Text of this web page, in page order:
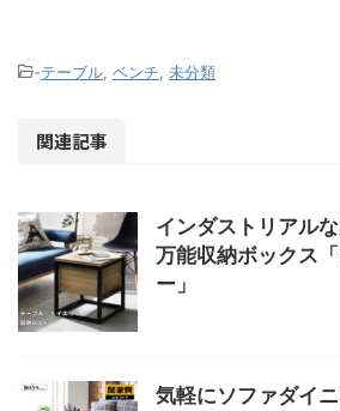
-テーブル ベンチ 未分類
関連記事
インダストリアル
万能収納ボックス
ー」
気軽にソファダイ